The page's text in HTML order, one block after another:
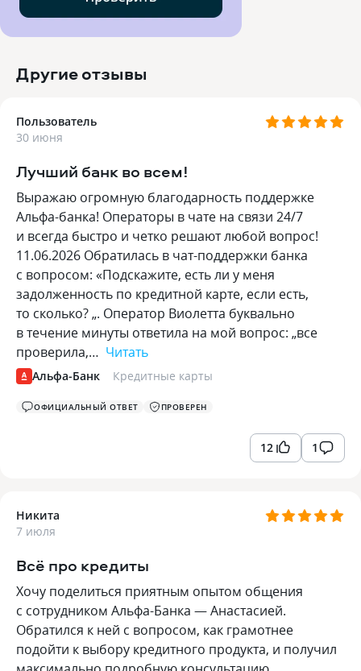
Другие отзывы
Пользователь
30 июня
Лучший банк во всем!
Выражаю огромную благодарность поддержке
Альфа-банка! Операторы в чате на связи 24/7
и всегда быстро и четко решают любой вопрос!
11.06.2026 Обратилась в чат-поддержки банка
с вопросом: «Подскажите, есть ли у меня
задолженность по кредитной карте, если есть,
то сколько? „. Оператор Виолетта буквально
в течение минуты ответила на мой вопрос: „все
проверила,… Читать
Альфа-Банк Кредитные карты
ОФИЦИАЛЬНЫЙ ОТВЕТ ПРОВЕРЕН
12 1
Никита
7 июля
Всё про кредиты
Хочу поделиться приятным опытом общения
с сотрудником Альфа-Банка — Анастасией.
Обратился к ней с вопросом, как грамотнее
подойти к выбору кредитного продукта, и получил